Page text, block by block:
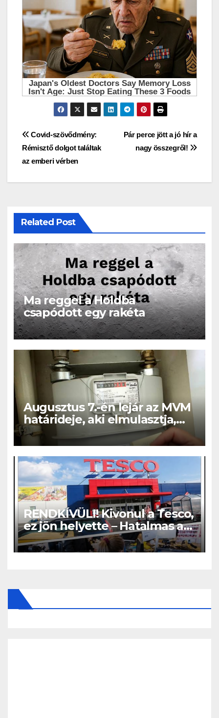
Bejegyzés
navigáció
Pár perce jött a jó hír a
nagy összegről!
Covid-szövődmény:
Rémisztő dolgot találtak
az emberi vérben
Related Post
Ma reggel a Holdba
csapódott egy rakéta
Augusztus 7.-én lejár az MVM
határideje, aki elmulasztja,
nagy bajba kerülhet!
RENDKÍVÜLI! Kivonul a Tesco,
ez jön helyette – Hatalmas a
felháborodás az országban: